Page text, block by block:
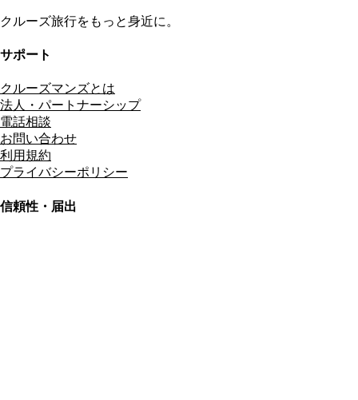
クルーズ旅行をもっと身近に。
サポート
クルーズマンズとは
法人・パートナーシップ
電話相談
お問い合わせ
利用規約
プライバシーポリシー
信頼性・届出